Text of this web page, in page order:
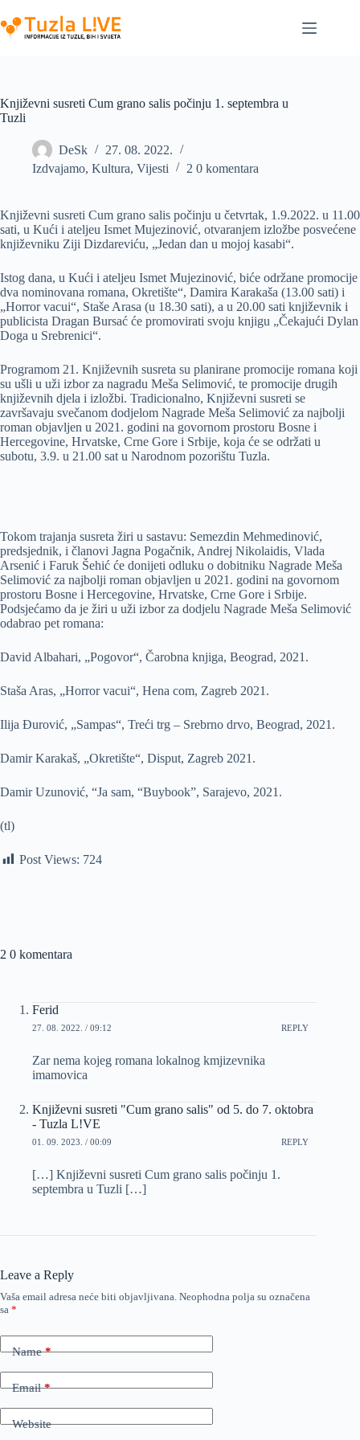
to
content
Književni susreti Cum grano salis počinju 1. septembra u
Tuzli
DeSk
27. 08. 2022.
Izdvajamo, Kultura, Vijesti 2 0 komentara
Književni susreti Cum grano salis počinju u četvrtak, 1.9.2022. u 11.00
sati, u Kući i ateljeu Ismet Mujezinović, otvaranjem izložbe posvećene
književniku Ziji Dizdareviću, „Jedan dan u mojoj kasabi“.
Istog dana, u Kući i ateljeu Ismet Mujezinović, biće održane promocije
dva nominovana romana, Okretište“, Damira Karakaša (13.00 sati) i
„Horror vacui“, Staše Arasa (u 18.30 sati), a u 20.00 sati književnik i
publicista Dragan Bursać će promovirati svoju knjigu „Čekajući Dylan
Doga u Srebrenici“.
Programom 21. Književnih susreta su planirane promocije romana koji
su ušli u uži izbor za nagradu Meša Selimović, te promocije drugih
književnih djela i izložbi. Tradicionalno, Književni susreti se
završavaju svečanom dodjelom Nagrade Meša Selimović za najbolji
roman objavljen u 2021. godini na govornom prostoru Bosne i
Hercegovine, Hrvatske, Crne Gore i Srbije, koja će se održati u
subotu, 3.9. u 21.00 sat u Narodnom pozorištu Tuzla.
Tokom trajanja susreta žiri u sastavu: Semezdin Mehmedinović,
predsjednik, i članovi Jagna Pogačnik, Andrej Nikolaidis, Vlada
Arsenić i Faruk Šehić će donijeti odluku o dobitniku Nagrade Meša
Selimović za najbolji roman objavljen u 2021. godini na govornom
prostoru Bosne i Hercegovine, Hrvatske, Crne Gore i Srbije.
Podsjećamo da je žiri u uži izbor za dodjelu Nagrade Meša Selimović
odabrao pet romana:
David Albahari, „Pogovor“, Čarobna knjiga, Beograd, 2021.
Staša Aras, „Horror vacui“, Hena com, Zagreb 2021.
Ilija Đurović, „Sampas“, Treći trg – Srebrno drvo, Beograd, 2021.
Damir Karakaš, „Okretište“, Disput, Zagreb 2021.
Damir Uzunović, “Ja sam, “Buybook”, Sarajevo, 2021.
(tl)
Post Views: 724
2 0 komentara
Ferid
27. 08. 2022. / 09:12 REPLY
Zar nema kojeg romana lokalnog kmjizevnika
imamovica
Književni susreti "Cum grano salis" od 5. do 7. oktobra
- Tuzla L!VE
01. 09. 2023. / 00:09 REPLY
[…] Književni susreti Cum grano salis počinju 1.
septembra u Tuzli […]
Leave a Reply
Vaša email adresa neće biti objavljivana. Neophodna polja su označena
sa *
Name*
Email*
Website